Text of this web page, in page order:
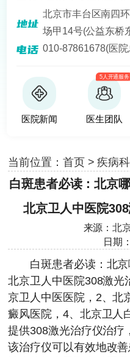
患者提供专业、科学的治
富、技术好的医疗团队，
十分丰富的医生。
北京市丰台区南四
场甲14号(公益东桥
010-87861678(医院
医院新闻
5人开通服务
医生团队
当前位置： 首页>疾病
白斑患者必读：北京
北京卫人中医院
来源：北
日期
白斑患者必读：北京
北京卫人中医院308激光
京卫人中医医院，2、北
癜风医院，4、北京卫人
提供308激光治疗仪治疗
该治疗仪可以有效地改